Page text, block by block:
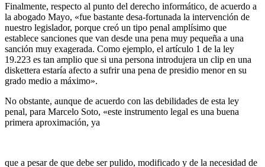
Finalmente, respecto al punto del derecho informático, de acuerdo a
la abogado Mayo, «fue bastante desa-fortunada la intervención de
nuestro legislador, porque creó un tipo penal amplísimo que
establece sanciones que van desde una pena muy pequeña a una
sanción muy exagerada. Como ejemplo, el artículo 1 de la ley
19.223 es tan amplio que si una persona introdujera un clip en una
diskettera estaría afecto a sufrir una pena de presidio menor en su
grado medio a máximo».
No obstante, aunque de acuerdo con las debilidades de esta ley
penal, para Marcelo Soto, «este instrumento legal es una buena
primera aproximación, ya
que a pesar de que debe ser pulido, modificado y de la necesidad de